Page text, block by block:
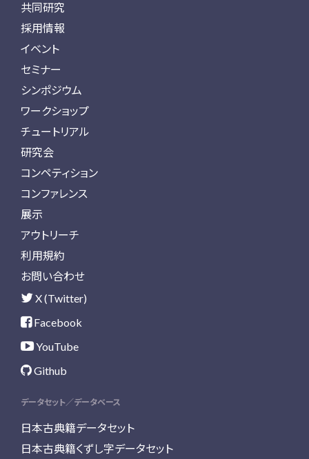
共同研究
採用情報
イベント
セミナー
シンポジウム
ワークショップ
チュートリアル
研究会
コンペティション
コンファレンス
展示
アウトリーチ
利用規約
お問い合わせ
X (Twitter)
Facebook
YouTube
Github
データセット／データベース
日本古典籍データセット
日本古典籍くずし字データセット